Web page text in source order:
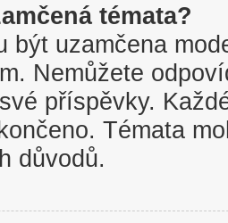
témata?
být uzamčena
Nemůžete
příspěvky.
Témata
důvodů.